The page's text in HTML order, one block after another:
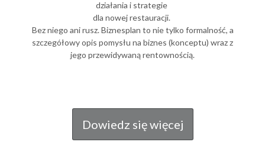
działania i strategie
dla nowej restauracji.
Bez niego ani rusz. Biznesplan to nie tylko formalność, a
szczegółowy opis pomysłu na biznes (konceptu) wraz z
jego przewidywaną rentownością.
Dowiedz się więcej